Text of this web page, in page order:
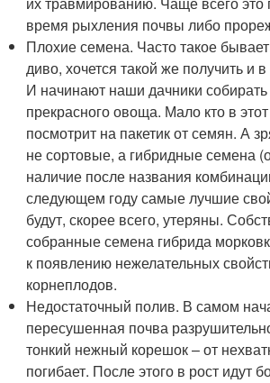
время рыхления почвы либо
Плохие семена. Часто такое
диво, хочется такой же получить и
И начинают наши дачники
прекрасного овоща. Мало кто в
посмотрит на пакетик от семян. А
не сортовые, а гибридные семена
наличие после названия
следующем году самые лучшие
будут, скорее всего, утеряны.
собранные семена гибрида
к появлению нежелательных
корнеплодов.
Недостаточный полив. В самом
пересушенная почва
тонкий нежный корешок – от
погибает. После этого в рост идут